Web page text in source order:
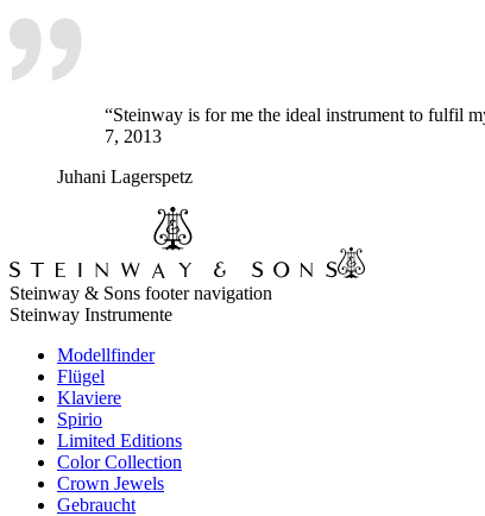
“Steinway is for me the ideal instrument to fulfil
7, 2013
Juhani Lagerspetz
Steinway & Sons footer navigation
Steinway Instrumente
Modellfinder
Flügel
Klaviere
Spirio
Limited Editions
Color Collection
Crown Jewels
Gebraucht